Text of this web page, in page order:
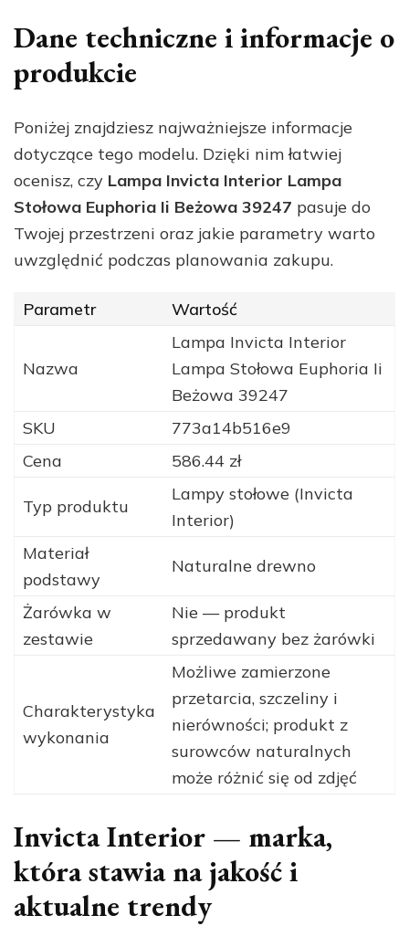
Dane techniczne i informacje o
produkcie
Poniżej znajdziesz najważniejsze informacje
dotyczące tego modelu. Dzięki nim łatwiej
ocenisz, czy Lampa Invicta Interior Lampa
Stołowa Euphoria Ii Beżowa 39247 pasuje do
Twojej przestrzeni oraz jakie parametry warto
uwzględnić podczas planowania zakupu.
Parametr Wartość
Nazwa
Lampa Invicta Interior
Lampa Stołowa Euphoria Ii
Beżowa 39247
SKU
773a14b516e9
Cena
586.44 zł
Typ produktu
Lampy stołowe (Invicta
Interior)
Materiał
podstawy
Naturalne drewno
Żarówka w
zestawie
Nie — produkt
sprzedawany bez żarówki
Charakterystyka
wykonania
Możliwe zamierzone
przetarcia, szczeliny i
nierówności; produkt z
surowców naturalnych
może różnić się od zdjęć
Invicta Interior — marka,
która stawia na jakość i
aktualne trendy